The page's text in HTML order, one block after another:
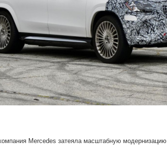
Mercedes затеяла масштабную